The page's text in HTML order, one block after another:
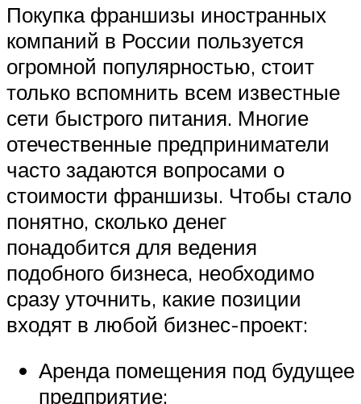
Покупка франшизы иностранных
компаний в России пользуется
огромной популярностью, стоит
только вспомнить всем известные
сети быстрого питания. Многие
отечественные предприниматели
часто задаются вопросами о
стоимости франшизы. Чтобы стало
понятно, сколько денег
понадобится для ведения
подобного бизнеса, необходимо
сразу уточнить, какие позиции
входят в любой бизнес-проект:
Аренда помещения под будущее
предприятие;